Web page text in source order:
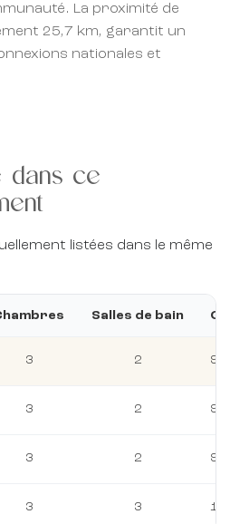
La proximité de
25,7 km, garantit un
nationales et
dans ce
listées dans le même
Salles de bain
3 2 94 m²
3 2 94 m²
3 2 94 m²
3 3 143